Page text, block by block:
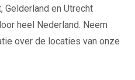
Gelderland en Utrecht
heel Nederland. Neem
over de locaties van onze